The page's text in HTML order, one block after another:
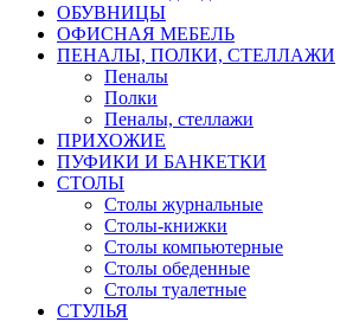
ОБУВНИЦЫ
ОФИСНАЯ МЕБЕЛЬ
ПЕНАЛЫ, ПОЛКИ, СТЕЛЛАЖИ
Пеналы
Полки
Пеналы, стеллажи
ПРИХОЖИЕ
ПУФИКИ И БАНКЕТКИ
СТОЛЫ
Столы журнальные
Столы-книжки
Столы компьютерные
Столы обеденные
Столы туалетные
СТУЛЬЯ